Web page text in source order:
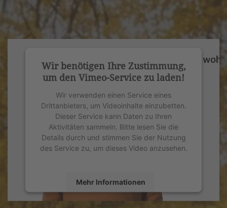
Wir benötigen Ihre Zustimmung,
um den Vimeo-Service zu laden!
Wir verwenden einen Service eines
Drittanbieters, um Videoinhalte einzubetten.
Dieser Service kann Daten zu Ihren
Aktivitäten sammeln. Bitte lesen Sie die
Details durch und stimmen Sie der Nutzung
des Service zu, um dieses Video anzusehen.
Mehr Informationen